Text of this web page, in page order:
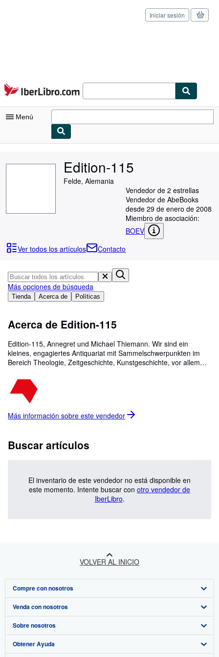
Pasar al contenido principal
IberLibro.com
Iniciar sesión
Menú
Consultar mis pedidos
Arte y coleccionismo
Vendedores
Comenzar a vender
CERRAR
Edition-115
Felde, Alemania
Vendedor de 2 estrellas
Vendedor de AbeBooks
desde 29 de enero de 2008
Miembro de asociación:
BOEV
Ver todos los artículos
Contacto
Tienda Acerca de Políticas
Más opciones de búsqueda
Acerca de Edition-115
Edition-115, Annegret und Michael Thiemann. Wir sind ein
kleines, engagiertes Antiquariat mit Sammelschwerpunkten im
Bereich Theologie, Zeitgeschichte, Kunstgeschichte, vor allem
Nähe von Kiel hat sich zum Geheimtipp unter Sammlern
entwickelt, die einen präzisen Service und ein breitgefächertes
Titelangebot zu schätzen wissen.Unser Wahlspruch lautet:
Más información sobre este vendedor
Buscar artículos
El inventario de este vendedor no está disponible en
este momento. Intente buscar con otro vendedor de
IberLibro.
VOLVER AL INICIO
Compre con nosotros
Búsqueda avanzada
Colecciones
Mi cuenta
Venda con nosotros
Comenzar a vender
Únase a nuestro programa de afiliados
Sobre nosotros
Sobre IberLibro
Obtener Ayuda